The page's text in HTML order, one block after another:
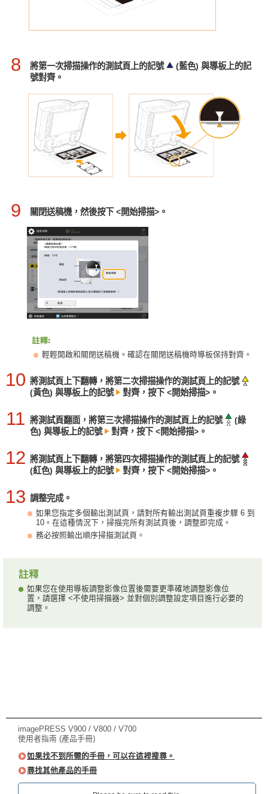
8 將第一次掃描操作的測試頁上的記號
(藍色) 與導板上的記
號對齊。
9 關閉送稿機，然後按下 <開始掃描>。
輕輕開啟和關閉送稿機。確認在關閉送稿機時導板保持對齊。
10 將測試頁上下翻轉，將第二次掃描操作的測試頁上的記號
(黃色) 與導板上的記號
對齊，按下 <開始掃描>。
11 將測試頁翻面，將第三次掃描操作的測試頁上的記號
(綠
色) 與導板上的記號
對齊，按下 <開始掃描>。
12 將測試頁上下翻轉，將第四次掃描操作的測試頁上的記號
(紅色) 與導板上的記號
對齊，按下 <開始掃描>。
13 調整完成。
如果您指定多個輸出測試頁，請對所有輸出測試頁重複步驟 6 到
10。在這種情況下，掃描完所有測試頁後，調整即完成。
務必按照輸出順序掃描測試頁。
如果您在使用導板調整影像位置後需要更準確地調整影像位
置，請選擇 <不使用掃描器> 並對個別調整設定項目進行必要的
調整。
imagePRESS V900 / V800 / V700
使用者指南 (產品手冊)
如果找不到所需的手冊，可以在這裡搜尋。
尋找其他產品的手冊